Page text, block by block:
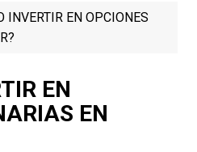
INVERTIR EN OPCIONES
EN
EN